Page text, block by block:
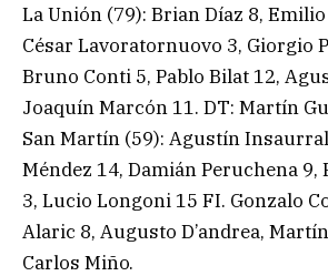
La Unión (79): Brian Díaz 8,
César Lavoratornuovo 3, Giorgio
Bruno Conti 5, Pablo Bilat 12,
Joaquín Marcón 11. DT: Martín
San Martín (59): Agustín
Méndez 14, Damián Peruchena
3, Lucio Longoni 15 FI. Gonzalo
Alaric 8, Augusto D’andrea,
Carlos Miño.